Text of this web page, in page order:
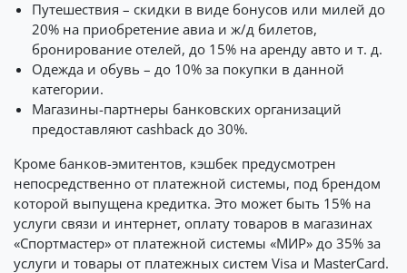
Путешествия – скидки в виде бонусов или милей до
20% на приобретение авиа и ж/д билетов,
бронирование отелей, до 15% на аренду авто и т. д.
Одежда и обувь – до 10% за покупки в данной
категории.
Магазины-партнеры банковских организаций
предоставляют cashback до 30%.
Кроме банков-эмитентов, кэшбек предусмотрен
непосредственно от платежной системы, под брендом
которой выпущена кредитка. Это может быть 15% на
услуги связи и интернет, оплату товаров в магазинах
«Спортмастер» от платежной системы «МИР» до 35% за
услуги и товары от платежных систем Visa и MasterCard.